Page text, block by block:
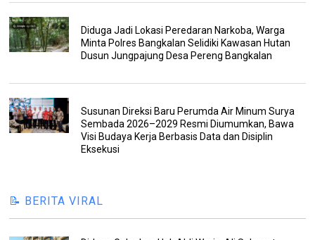
Diduga Jadi Lokasi Peredaran Narkoba, Warga
Minta Polres Bangkalan Selidiki Kawasan Hutan
Dusun Jungpajung Desa Pereng Bangkalan
Susunan Direksi Baru Perumda Air Minum Surya
Sembada 2026–2029 Resmi Diumumkan, Bawa
Visi Budaya Kerja Berbasis Data dan Disiplin
Eksekusi
📝 BERITA VIRAL